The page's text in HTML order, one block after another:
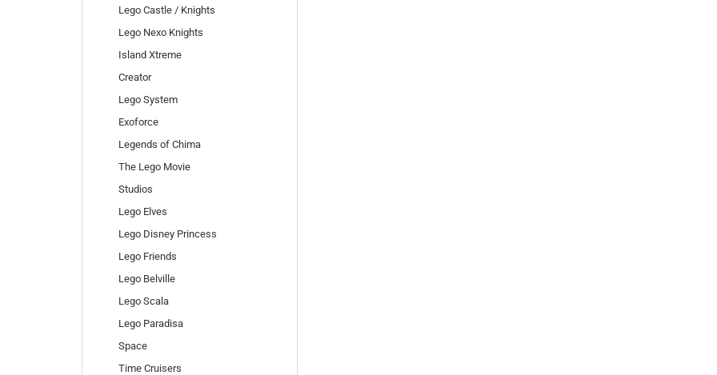
Lego Castle / Knights
Lego Nexo Knights
Island Xtreme
Creator
Lego System
Exoforce
Legends of Chima
The Lego Movie
Studios
Lego Elves
Lego Disney Princess
Lego Friends
Lego Belville
Lego Scala
Lego Paradisa
Space
Time Cruisers